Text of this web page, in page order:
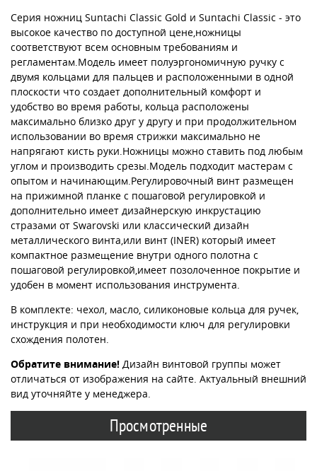
Серия ножниц Suntachi Classic Gold и Suntachi Classic - это
высокое качество по доступной цене,ножницы
соответствуют всем основным требованиям и
регламентам.Модель имеет полуэргономичную ручку с
двумя кольцами для пальцев и расположенными в одной
плоскости что создает дополнительный комфорт и
удобство во время работы, кольца расположены
максимально близко друг у другу и при продолжительном
использовании во время стрижки максимально не
напрягают кисть руки.Ножницы можно ставить под любым
углом и производить срезы.Модель подходит мастерам с
опытом и начинающим.Регулировочный винт размещен
на прижимной планке с пошаговой регулировкой и
дополнительно имеет дизайнерскую инкрустацию
стразами от Swarovski или классический дизайн
металлического винта,или винт (INER) который имеет
компактное размещение внутри одного полотна с
пошаговой регулировкой,имеет позолоченное покрытие и
удобен в момент использования инструмента.
В комплекте: чехол, масло, силиконовые кольца для ручек,
инструкция и при необходимости ключ для регулировки
схождения полотен.
Обратите внимание! Дизайн винтовой группы может
отличаться от изображения на сайте. Актуальный внешний
вид уточняйте у менеджера.
Просмотренные